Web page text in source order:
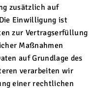
zusätzlich auf
Einwilligung ist
zur Vertragserfüllung
Maßnahmen
auf Grundlage des
verarbeiten wir
einer rechtlichen